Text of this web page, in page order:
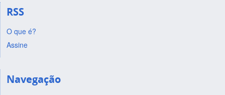
RSS
O que é?
Assine
Navegação